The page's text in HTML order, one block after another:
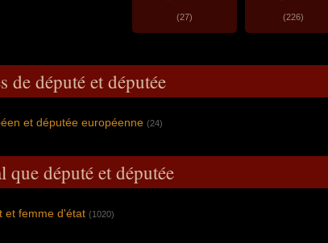
(27) (226)
de député et députée
et députée européenne (24)
que député et députée
et femme d'état (1020)